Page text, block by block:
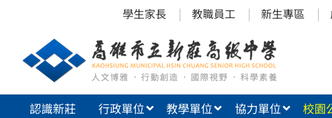
內
學生家長 教職員工 新生專區
認識新莊 行政單位 教學單位 協力單位 校園